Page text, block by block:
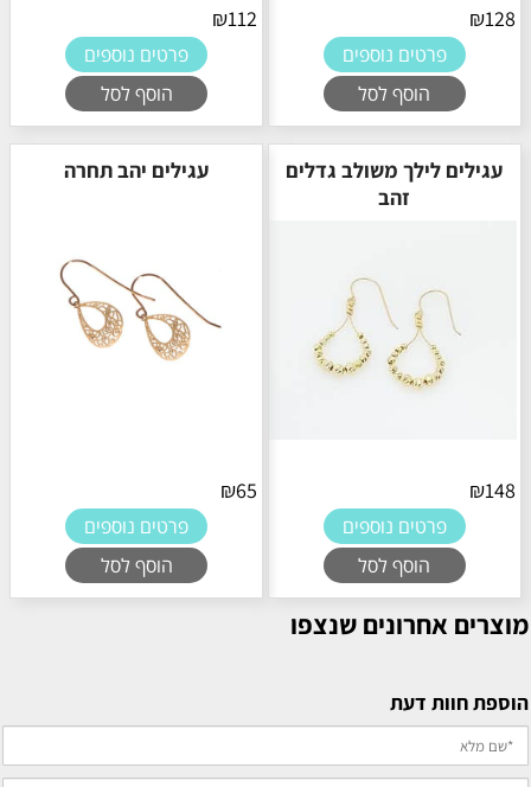
₪128
פרטים נוספים
הוסף לסל
₪112
פרטים נוספים
הוסף לסל
עגילים לילך משולב גדלים
זהב
₪148
פרטים נוספים
הוסף לסל
עגילים יהב תחרה
₪65
פרטים נוספים
הוסף לסל
מוצרים אחרונים שנצפו
הוספת חוות דעת